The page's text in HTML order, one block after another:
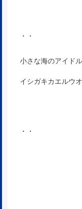
・・
小さな海のアイドル
イシガキカエルウ
・・